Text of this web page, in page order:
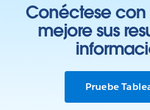
Conéctese con
mejore sus
Pruebe